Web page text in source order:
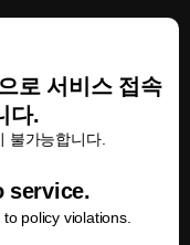
로 서비스 접속
다.
불가능합니다.
service.
policy violations.